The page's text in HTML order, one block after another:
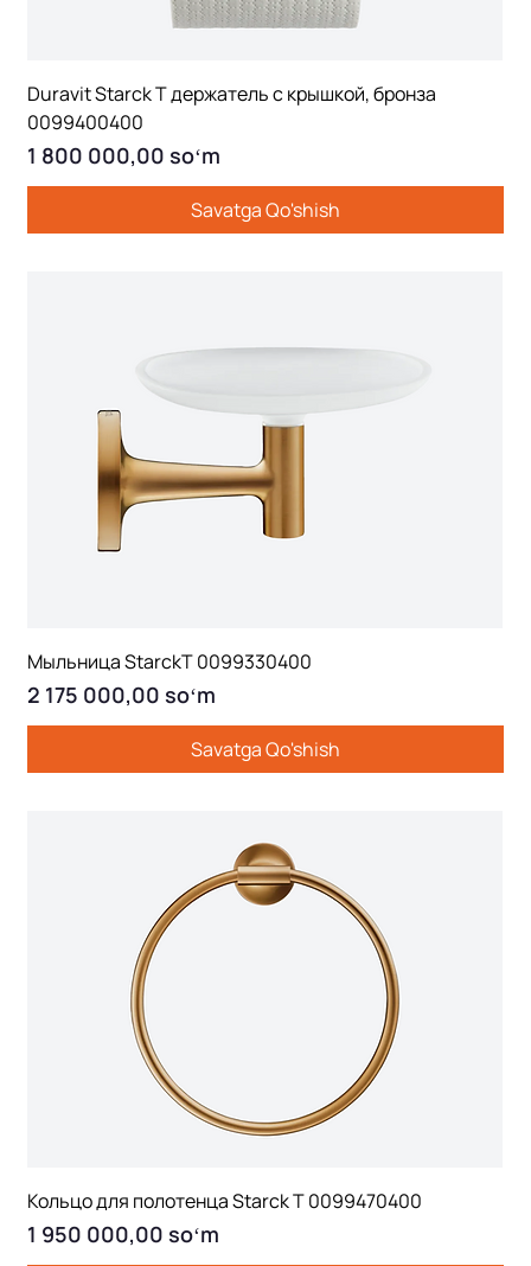
Duravit Starck T держатель с крышкой, бронза
0099400400
Price
1 800 000,00 soʻm
Savatga Qo'shish
Мыльница StarckT 0099330400
Price
2 175 000,00 soʻm
Savatga Qo'shish
Кольцо для полотенца Starck T 0099470400
Price
1 950 000,00 soʻm